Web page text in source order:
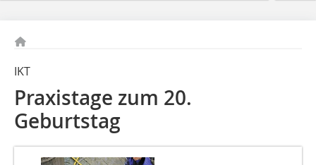
IKT
Praxistage zum 20.
Geburtstag